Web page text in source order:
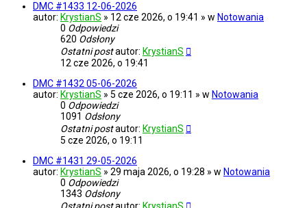
DMC #1433 12-06-2026
autor: KrystianS » 12 cze 2026, o 19:41 » w Notowania
0 Odpowiedzi
620 Odsłony
Ostatni postautor: KrystianS
12 cze 2026, o 19:41
DMC #1432 05-06-2026
autor: KrystianS » 5 cze 2026, o 19:11 » w Notowania
0 Odpowiedzi
1091 Odsłony
Ostatni postautor: KrystianS
5 cze 2026, o 19:11
DMC #1431 29-05-2026
autor: KrystianS » 29 maja 2026, o 19:28 » w Notowania
0 Odpowiedzi
1343 Odsłony